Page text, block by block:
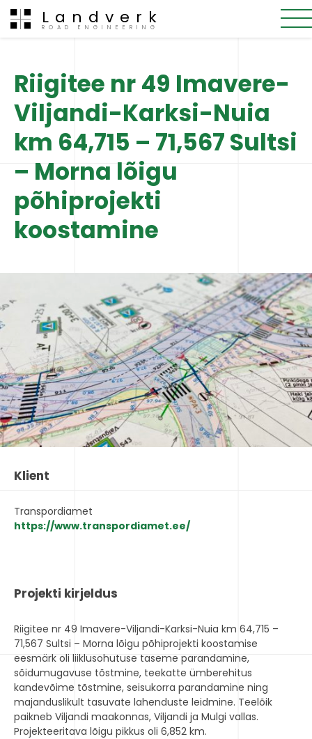
Landverk
ROAD ENGINEERING
Riigitee nr 49 Imavere-
Viljandi-Karksi-Nuia
km 64,715 – 71,567 Sultsi
– Morna lõigu
põhiprojekti
koostamine
Klient
Transpordiamet
https://www.transpordiamet.ee/
Projekti kirjeldus
Riigitee nr 49 Imavere-Viljandi-Karksi-Nuia km 64,715 –
71,567 Sultsi – Morna lõigu põhiprojekti koostamise
eesmärk oli liiklusohutuse taseme parandamine,
sõidumugavuse tõstmine, teekatte ümberehitus
kandevõime tõstmine, seisukorra parandamine ning
majanduslikult tasuvate lahenduste leidmine. Teelõik
paikneb Viljandi maakonnas, Viljandi ja Mulgi vallas.
Projekteeritava lõigu pikkus oli 6,852 km.